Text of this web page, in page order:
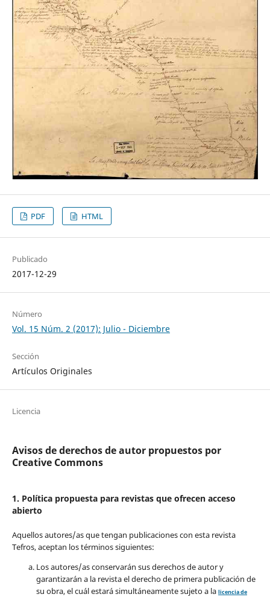
PDF HTML
Publicado
2017-12-29
Número
Vol. 15 Núm. 2 (2017): Julio - Diciembre
Sección
Artículos Originales
Licencia
Avisos de derechos de autor propuestos por
Creative Commons
1. Política propuesta para revistas que ofrecen acceso
abierto
Aquellos autores/as que tengan publicaciones con esta revista
Tefros, aceptan los términos siguientes:
Los autores/as conservarán sus derechos de autor y
garantizarán a la revista el derecho de primera publicación de
su obra, el cuál estará simultáneamente sujeto a la licencia de